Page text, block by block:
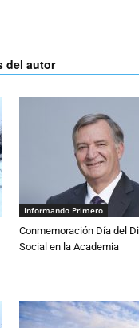
del autor
Informando Primero
Conmemoración Día del
Social en la Academia